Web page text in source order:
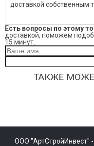
доставкой собственным
Есть вопросы по этому
доставкой, поможем
15 минут.
ТАКЖЕ
ООО "АртСтройИнвест"